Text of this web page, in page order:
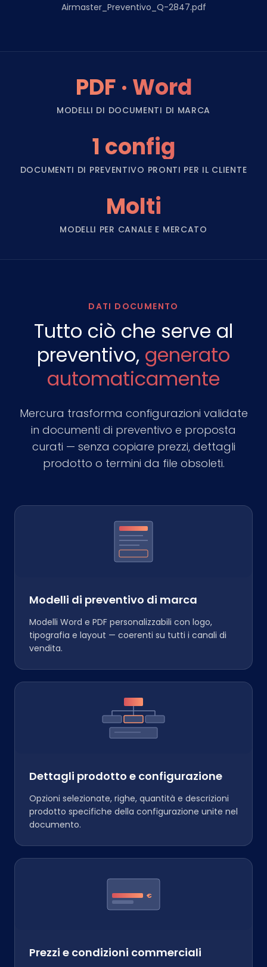
Airmaster_Preventivo_Q-2847.pdf
PDF · Word
MODELLI DI DOCUMENTI DI MARCA
1 config
DOCUMENTI DI PREVENTIVO PRONTI PER IL CLIENTE
Molti
MODELLI PER CANALE E MERCATO
DATI DOCUMENTO
Tutto ciò che serve al
preventivo, generato
automaticamente
Mercura trasforma configurazioni validate
in documenti di preventivo e proposta
curati — senza copiare prezzi, dettagli
prodotto o termini da file obsoleti.
Modelli di preventivo di marca
Modelli Word e PDF personalizzabili con logo,
tipografia e layout — coerenti su tutti i canali di
vendita.
Dettagli prodotto e configurazione
Opzioni selezionate, righe, quantità e descrizioni
prodotto specifiche della configurazione unite nel
documento.
€
Prezzi e condizioni commerciali